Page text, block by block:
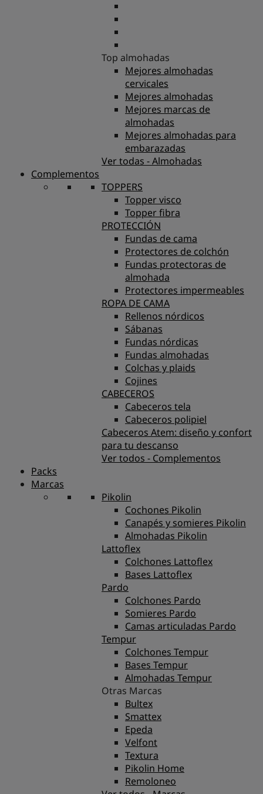
Top almohadas
Mejores almohadas
cervicales
Mejores almohadas
Mejores marcas de
almohadas
Mejores almohadas para
embarazadas
Ver todas - Almohadas
Complementos
TOPPERS
Topper visco
Topper fibra
PROTECCIÓN
Fundas de cama
Protectores de colchón
Fundas protectoras de
almohada
Protectores impermeables
ROPA DE CAMA
Rellenos nórdicos
Sábanas
Fundas nórdicas
Fundas almohadas
Colchas y plaids
Cojines
CABECEROS
Cabeceros tela
Cabeceros polipiel
Cabeceros Atem: diseño y confort
para tu descanso
Ver todos - Complementos
Packs
Marcas
Pikolin
Cochones Pikolin
Canapés y somieres Pikolin
Almohadas Pikolin
Lattoflex
Colchones Lattoflex
Bases Lattoflex
Pardo
Colchones Pardo
Somieres Pardo
Camas articuladas Pardo
Tempur
Colchones Tempur
Bases Tempur
Almohadas Tempur
Otras Marcas
Bultex
Smattex
Epeda
Velfont
Textura
Pikolin Home
Remoloneo